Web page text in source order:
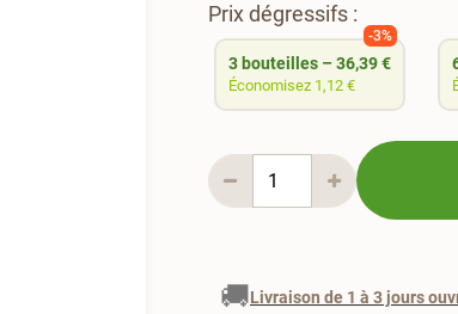
Prix dégressifs :
3 bouteilles – 36,39 €
-3%
Économisez 1,12 €
🚚Livraison de 1 à 3 jours